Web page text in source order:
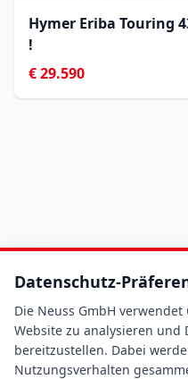
Hymer Eriba Touring
!
€ 29.590
Datenschutz-
Die Neuss GmbH
Website zu analysieren und
bereitzustellen. Dabei
Nutzungsverhalten